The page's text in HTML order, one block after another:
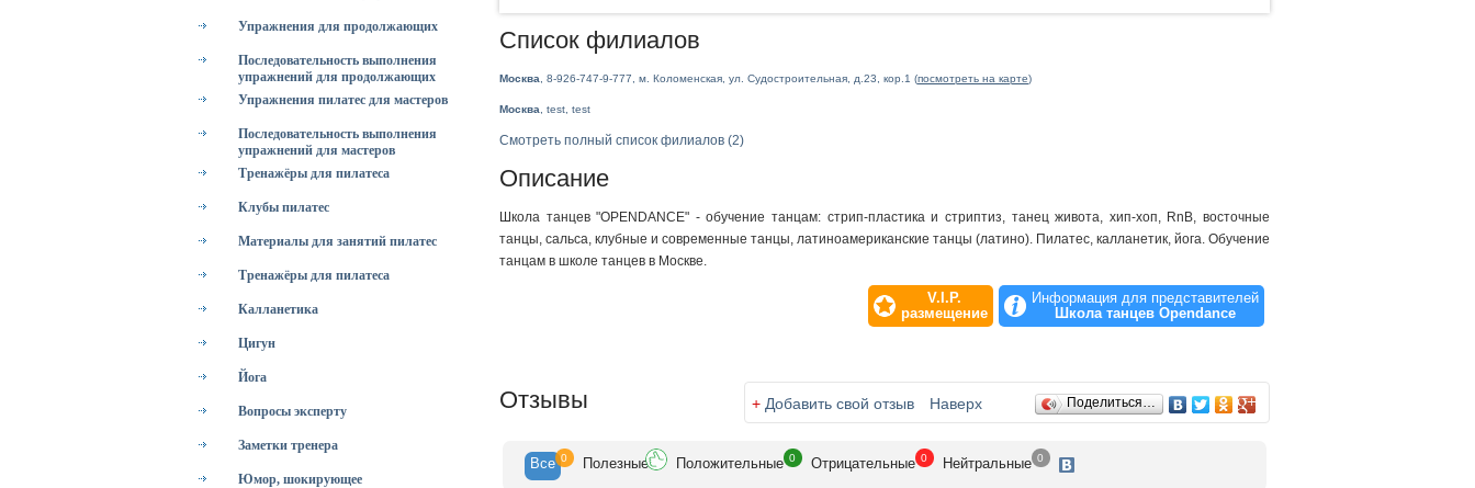
Упражнения для продолжающих
Последовательность выполнения
упражнений для продолжающих
Упражнения пилатес для мастеров
Последовательность выполнения
упражнений для мастеров
Тренажёры для пилатеса
Клубы пилатес
Материалы для занятий пилатес
Тренажёры для пилатеса
Калланетика
Цигун
Йога
Вопросы эксперту
Заметки тренера
Юмор, шокирующее
Список филиалов
Москва , 8-926-747-9-777, м. Коломенская, ул. Судостроительная, д.23, кор.1 (посмотреть на карте)
Москва , test, test
Смотреть полный список филиалов (2)
Описание
Школа танцев "OPENDANCE" - обучение танцам: стрип-пластика и стриптиз, танец живота, хип-хоп, RnB, восточные
танцы, сальса, клубные и современные танцы, латиноамериканские танцы (латино). Пилатес, калланетик, йога. Обучение
танцам в школе танцев в Москве.
V.I.P.
размещение
Информация для представителей
Школа танцев Opendance
Отзывы + Добавить свой отзыв Наверх Поделиться…
Все 0 Полезные Положительные 0 Отрицательные 0 Нейтральные 0